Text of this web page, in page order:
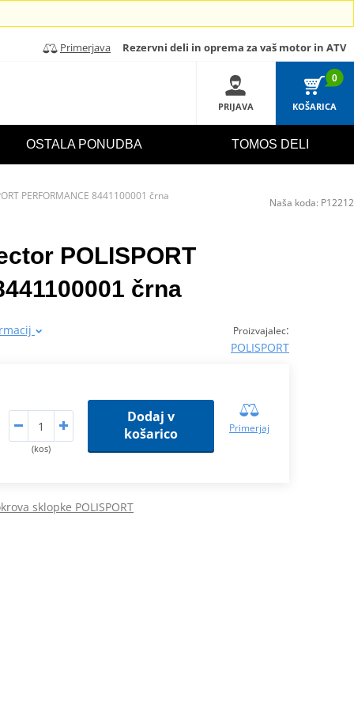
Primerjava Rezervni deli in oprema za vaš motor in ATV
PRIJAVA
0
KOŠARICA
OSTALA PONUDBA TOMOS DELI
PERFORMANCE 8441100001 črna
POLISPORT
črna
Proizvajalec:
POLISPORT
(kos)
Dodaj v
košarico
Primerjaj
sklopke POLISPORT
Naša koda: P12212